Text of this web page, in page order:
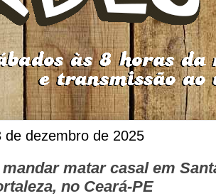
de dezembro de 2025
matar casal em
no Ceará-PE